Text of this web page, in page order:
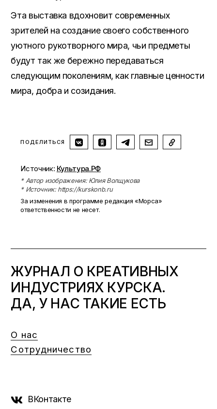
Эта выставка вдохновит современных
зрителей на создание своего собственного
уютного рукотворного мира, чьи предметы
будут так же бережно передаваться
следующим поколениям, как главные ценности
мира, добра и созидания.
ПОДЕЛИТЬСЯ
Источник: Культура.РФ
* Автор изображения: Юлия Волщукова
* Источник: https://kurskonb.ru
За изменения в программе редакция «Морса»
ответственности не несет.
ЖУРНАЛ О КРЕАТИВНЫХ
ИНДУСТРИЯХ КУРСКА.
ДА, У НАС ТАКИЕ ЕСТЬ
О нас
Сотрудничество
ВКонтакте